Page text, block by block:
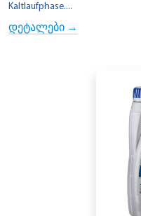
Kaltlaufphase....
დეტალები →